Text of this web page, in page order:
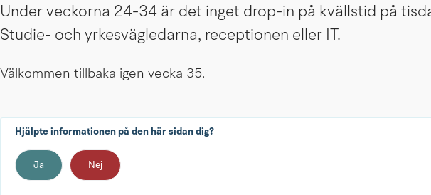
Under veckorna 24-34 är det inget drop-in på kvällstid på
Studie- och yrkesvägledarna, receptionen eller IT.
Välkommen tillbaka igen vecka 35.
Hjälpte informationen på den här sidan dig?
Ja Nej